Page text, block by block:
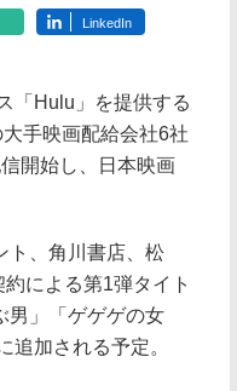
LinkedIn
「Hulu」を提供する
手映画配給会社6社
開始し、日本映画
ト、角川書店、松
による第1弾タイト
男」「ゲゲゲの女
加される予定。